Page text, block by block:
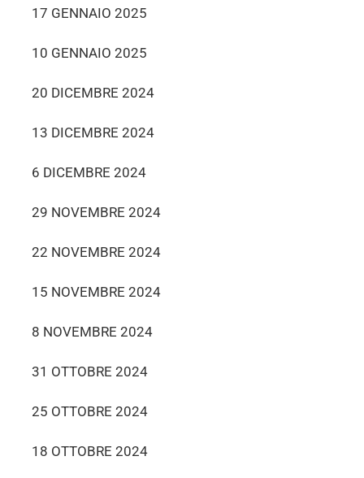
17 GENNAIO 2025
10 GENNAIO 2025
20 DICEMBRE 2024
13 DICEMBRE 2024
6 DICEMBRE 2024
29 NOVEMBRE 2024
22 NOVEMBRE 2024
15 NOVEMBRE 2024
8 NOVEMBRE 2024
31 OTTOBRE 2024
25 OTTOBRE 2024
18 OTTOBRE 2024